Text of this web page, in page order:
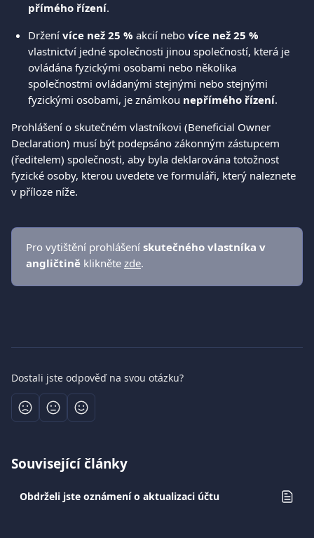
přímého řízení.
Držení více než 25 % akcií nebo více než 25 %
vlastnictví jedné společnosti jinou společností, která je
ovládána fyzickými osobami nebo několika
společnostmi ovládanými stejnými nebo stejnými
fyzickými osobami, je známkou nepřímého řízení.
Prohlášení o skutečném vlastníkovi (Beneficial Owner
Declaration) musí být podepsáno zákonným zástupcem
(ředitelem) společnosti, aby byla deklarována totožnost
fyzické osoby, kterou uvedete ve formuláři, který naleznete
v příloze níže.
Pro vytištění prohlášení skutečného vlastníka v
angličtině klikněte zde.
Dostali jste odpověď na svou otázku?
Související články
Obdrželi jste oznámení o aktualizaci účtu